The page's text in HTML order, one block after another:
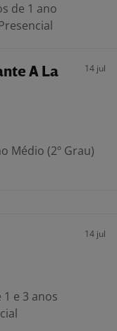
de 1 ano
A La
14 jul
Médio (2º Grau)
14 jul
1 e 3 anos